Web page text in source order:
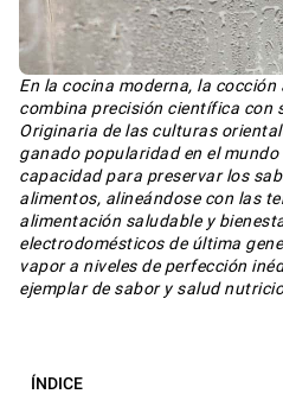
En la cocina moderna, la
combina precisión científica con
Originaria de las culturas
ganado popularidad en el
capacidad para preservar los
alimentos, alineándose con las
alimentación saludable y
electrodomésticos de última
vapor a niveles de perfección
ejemplar de sabor y salud
ÍNDICE